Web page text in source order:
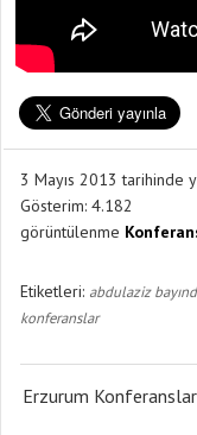
3 Mayıs 2013 tarihinde
Gösterim: 4.182
görüntülenme
Etiketleri: abdulaziz
konferanslar
Erzurum